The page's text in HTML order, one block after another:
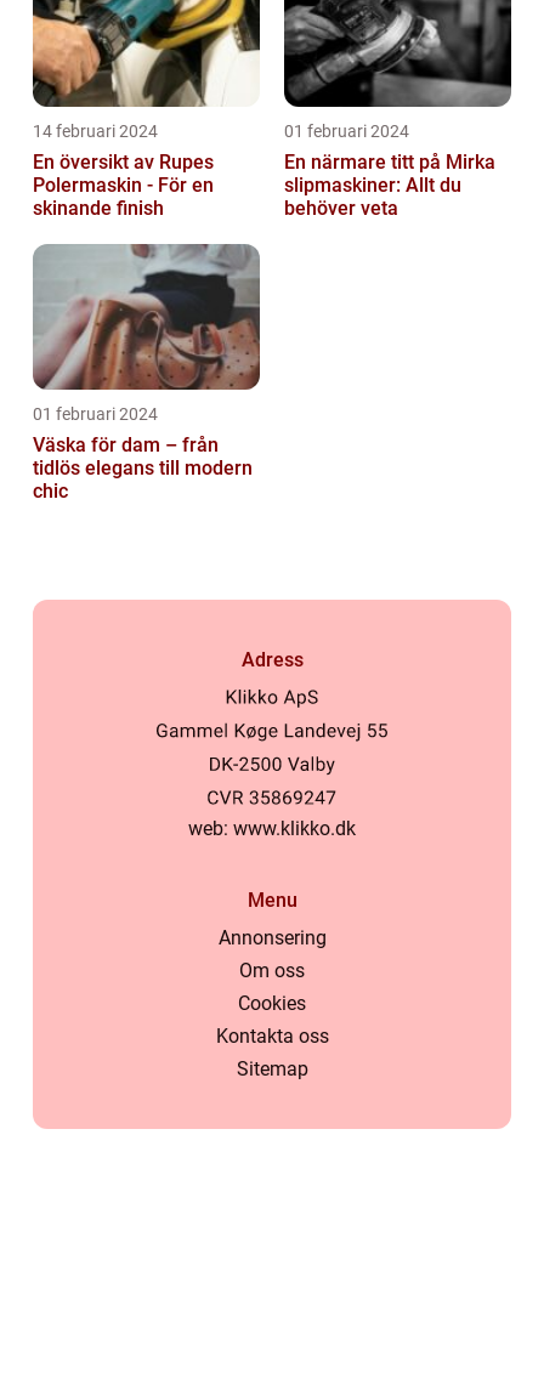
14 februari 2024
En översikt av Rupes
Polermaskin - För en
skinande finish
01 februari 2024
En närmare titt på Mirka
slipmaskiner: Allt du
behöver veta
01 februari 2024
Väska för dam – från
tidlös elegans till modern
chic
Adress
web: www.klikko.dk
Menu
Annonsering
Om oss
Cookies
Kontakta oss
Sitemap